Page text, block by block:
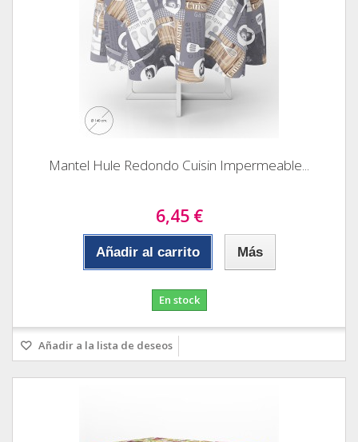
Mantel Hule Redondo Cuisin Impermeable...
6,45 €
Añadir al carrito Más
En stock
Añadir a la lista de deseos